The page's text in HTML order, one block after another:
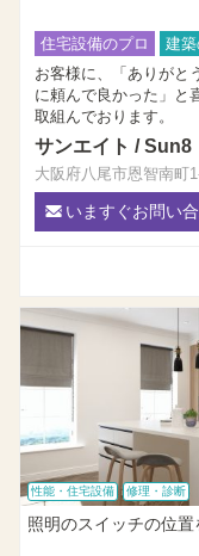
住宅設備のプロ
建
お客様に、「ありがと
に頼んで良かった」と
取組んでおります。
サンエイト / Sun8
大阪府八尾市恩智南町
いますぐお問い
性能・住宅設備 修理・診断
照明のスイッチの位